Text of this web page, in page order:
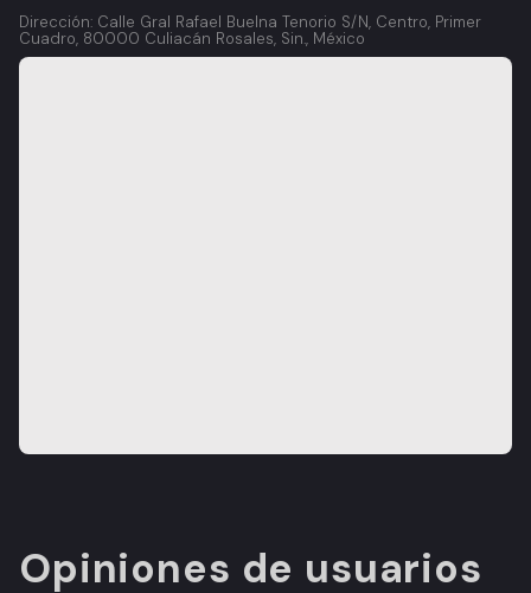
Dirección: Calle Gral Rafael Buelna Tenorio S/N, Centro, Primer
Cuadro, 80000 Culiacán Rosales, Sin., México
Opiniones de usuarios